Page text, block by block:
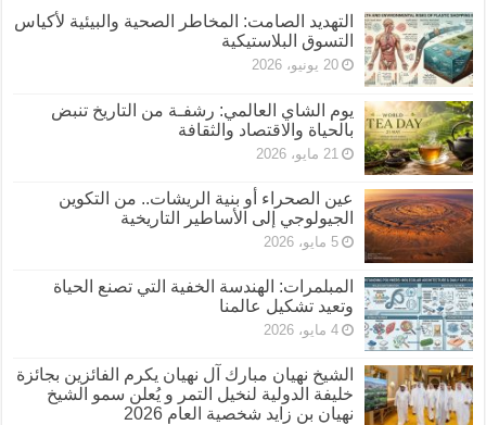
التهديد الصامت: المخاطر الصحية والبيئية لأكياس
التسوق البلاستيكية
20 يونيو، 2026
يوم الشاي العالمي: رشفـة من التاريخ تنبض
بالحياة والاقتصاد والثقافة
21 مايو، 2026
عين الصحراء أو بنية الريشات.. من التكوين
الجيولوجي إلى الأساطير التاريخية
5 مايو، 2026
المبلمرات: الهندسة الخفية التي تصنع الحياة
وتعيد تشكيل عالمنا
4 مايو، 2026
الشيخ نهيان مبارك آل نهيان يكرم الفائزين بجائزة
خليفة الدولية لنخيل التمر و يُعلن سمو الشيخ
نهيان بن زايد شخصية العام 2026